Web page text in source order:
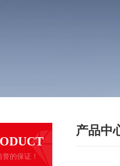
誉的保证！
产品中